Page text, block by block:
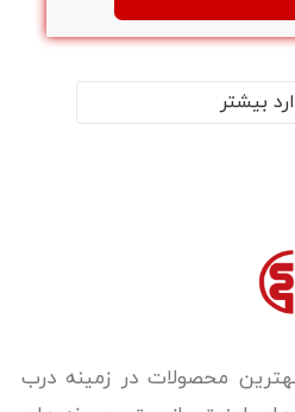
بیشتر
بهترین محصولات در زمینه درب